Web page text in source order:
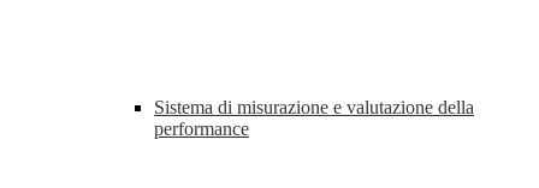
Sistema di misurazione e valutazione della
performance